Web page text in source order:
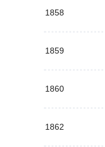
1858
1859
1860
1862